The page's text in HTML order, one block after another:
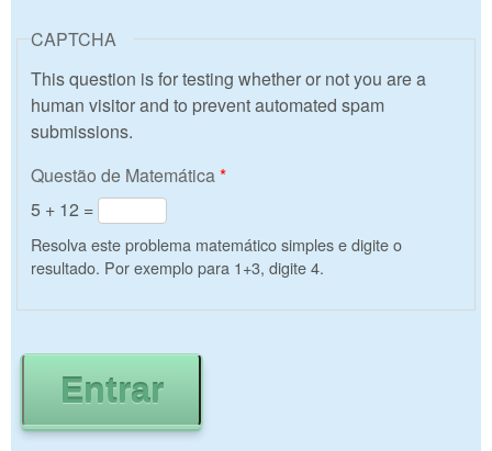
CAPTCHA
This question is for testing whether or not you are a
human visitor and to prevent automated spam
submissions.
Questão de Matemática*
5 + 12 =
Resolva este problema matemático simples e digite o
resultado. Por exemplo para 1+3, digite 4.